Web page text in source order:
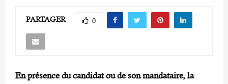
PARTAGER 0
En présence du candidat ou de son mandataire, la